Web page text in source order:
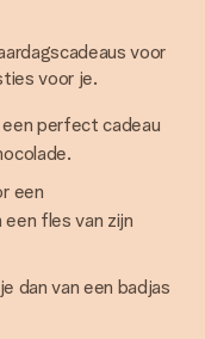
voor
voor je.
perfect cadeau
een
fles van zijn
dan van een badjas